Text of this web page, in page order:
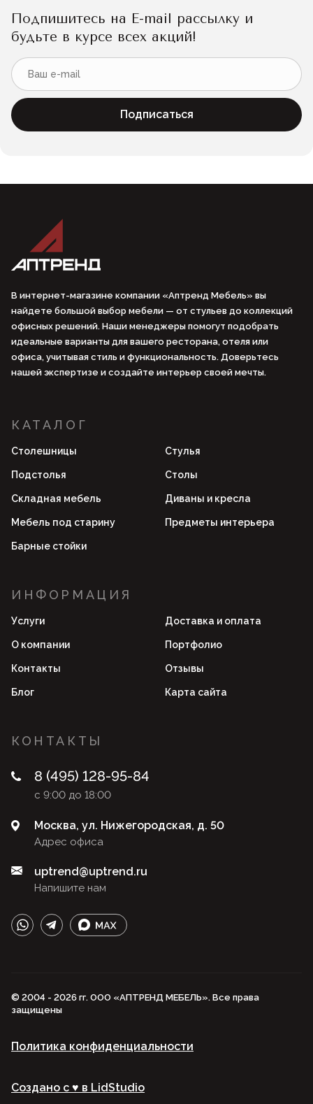
Подпишитесь на E-mail рассылку и
будьте в курсе всех акций!
Подписаться
В интернет-магазине компании «Аптренд Мебель» вы
найдете большой выбор мебели — от стульев до коллекций
офисных решений. Наши менеджеры помогут подобрать
идеальные варианты для вашего ресторана, отеля или
офиса, учитывая стиль и функциональность. Доверьтесь
нашей экспертизе и создайте интерьер своей мечты.
КАТАЛОГ
Столешницы Стулья
Подстолья Столы
Складная мебель Диваны и кресла
Мебель под старину Предметы интерьера
Барные стойки
ИНФОРМАЦИЯ
Услуги Доставка и оплата
О компании Портфолио
Контакты Отзывы
Блог Карта сайта
КОНТАКТЫ
8 (495) 128-95-84
с 9:00 до 18:00
Адрес офиса
Москва, ул. Нижегородская, д. 50
Напишите нам
uptrend@uptrend.ru
© 2004 - 2026 гг. ООО «АПТРЕНД МЕБЕЛЬ». Все права
защищены
Политика конфиденциальности
Создано с ♥️ в LidStudio